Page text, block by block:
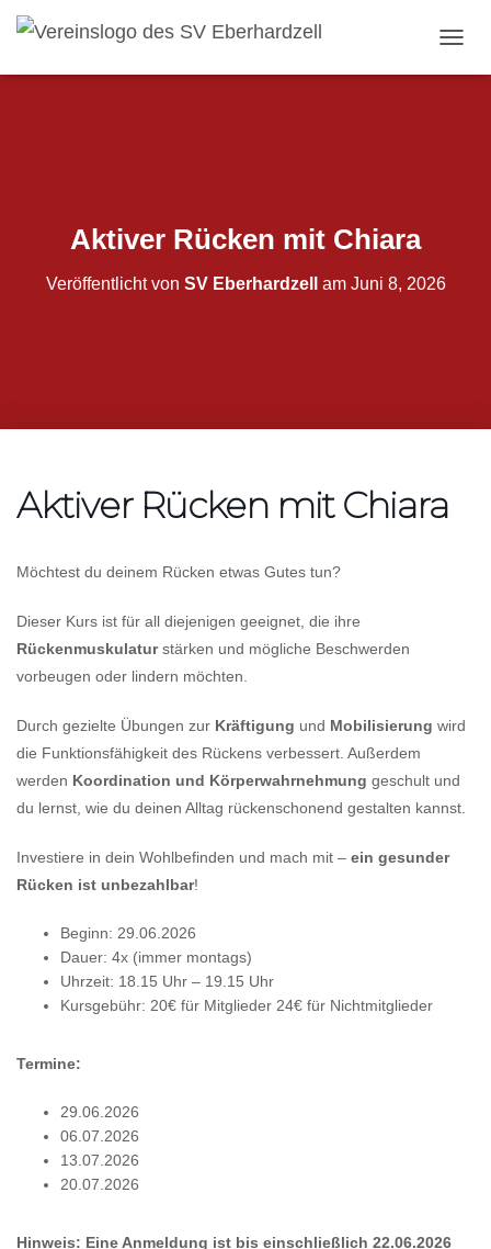
Aktiver Rücken mit Chiara
Veröffentlicht von SV Eberhardzell am Juni 8, 2026
Aktiver Rücken mit Chiara
Möchtest du deinem Rücken etwas Gutes tun?
Dieser Kurs ist für all diejenigen geeignet, die ihre
Rückenmuskulaturstärken und mögliche Beschwerden
vorbeugen oder lindern möchten.
Durch gezielte Übungen zur Kräftigung und Mobilisierung wird
die Funktionsfähigkeit des Rückens verbessert. Außerdem
werden Koordination und Körperwahrnehmung geschult und
du lernst, wie du deinen Alltag rückenschonend gestalten kannst.
Investiere in dein Wohlbefinden und mach mit – ein gesunder
Rücken ist unbezahlbar!
Beginn: 29.06.2026
Dauer: 4x (immer montags)
Uhrzeit: 18.15 Uhr – 19.15 Uhr
Kursgebühr: 20€ für Mitglieder 24€ für Nichtmitglieder
Termine:
29.06.2026
06.07.2026
13.07.2026
20.07.2026
Hinweis: Eine Anmeldung ist bis einschließlich 22.06.2026